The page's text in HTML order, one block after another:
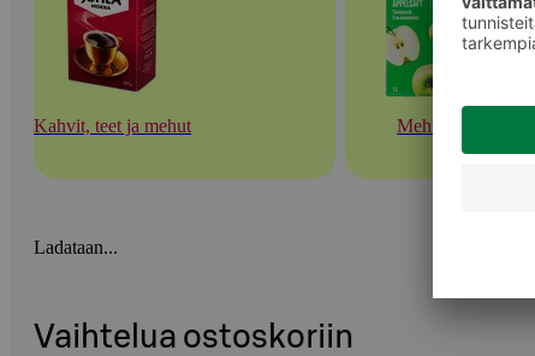
Kahvit, teet ja mehut Mehut
Ladataan...
Vaihtelua ostoskoriin